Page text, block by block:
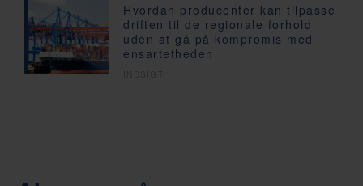
Hvordan producenter kan tilpasse
driften til de regionale forhold
uden at gå på kompromis med
ensartetheden